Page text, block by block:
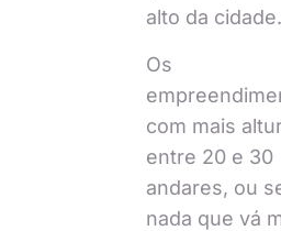
alto da cidade.
Os
com mais
entre 20 e 30
andares, ou
nada que vá